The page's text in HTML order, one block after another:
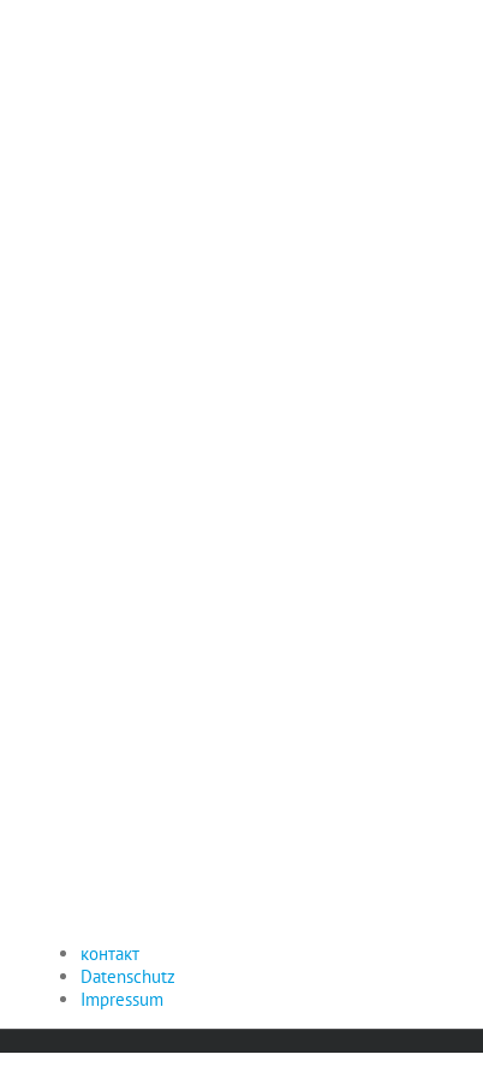
контакт
Datenschutz
Impressum